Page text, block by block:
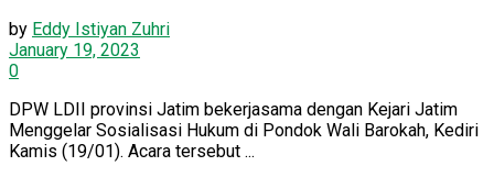
by Eddy Istiyan Zuhri
January 19, 2023
0
DPW LDII provinsi Jatim bekerjasama dengan Kejari Jatim
Menggelar Sosialisasi Hukum di Pondok Wali Barokah, Kediri
Kamis (19/01). Acara tersebut ...